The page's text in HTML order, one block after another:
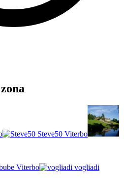
Steve50 Viterbo
Viterbo vogliadi